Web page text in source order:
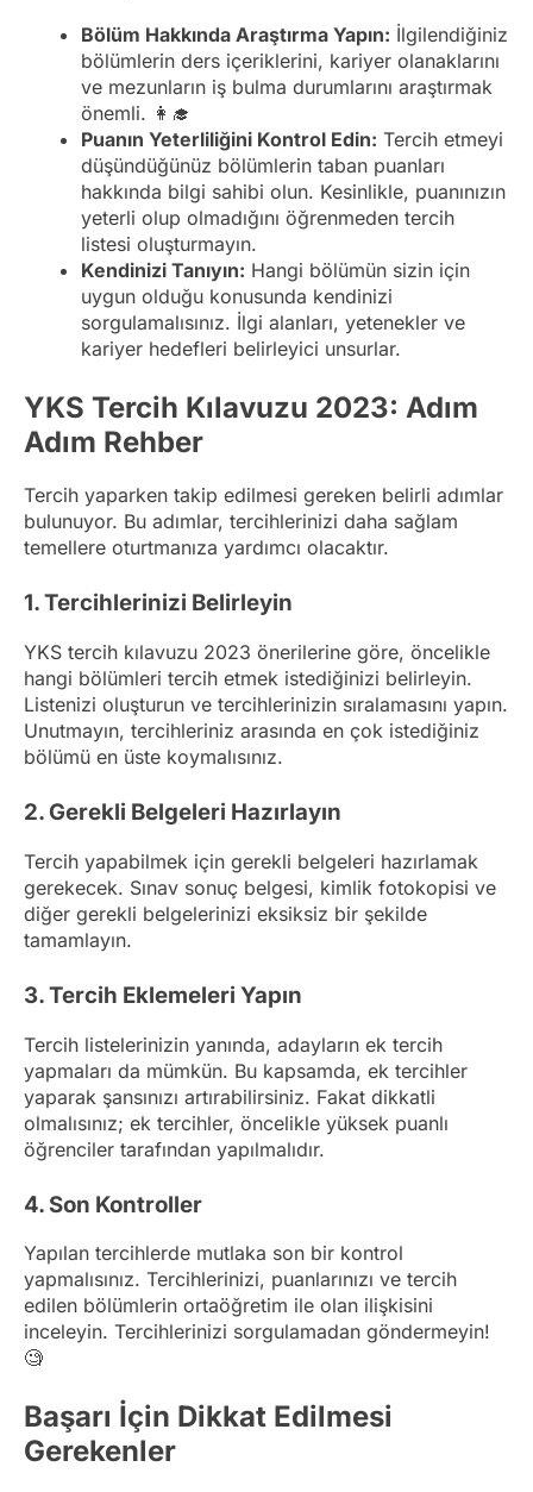
Bölüm Hakkında Araştırma Yapın: İlgilendiğiniz
bölümlerin ders içeriklerini, kariyer olanaklarını
ve mezunların iş bulma durumlarını araştırmak
önemli. 👩‍🎓
Puanın Yeterliliğini Kontrol Edin: Tercih etmeyi
düşündüğünüz bölümlerin taban puanları
hakkında bilgi sahibi olun. Kesinlikle, puanınızın
yeterli olup olmadığını öğrenmeden tercih
listesi oluşturmayın.
Kendinizi Tanıyın: Hangi bölümün sizin için
uygun olduğu konusunda kendinizi
sorgulamalısınız. İlgi alanları, yetenekler ve
kariyer hedefleri belirleyici unsurlar.
YKS Tercih Kılavuzu 2023: Adım
Adım Rehber
Tercih yaparken takip edilmesi gereken belirli adımlar
bulunuyor. Bu adımlar, tercihlerinizi daha sağlam
temellere oturtmanıza yardımcı olacaktır.
1. Tercihlerinizi Belirleyin
YKS tercih kılavuzu 2023 önerilerine göre, öncelikle
hangi bölümleri tercih etmek istediğinizi belirleyin.
Listenizi oluşturun ve tercihlerinizin sıralamasını yapın.
Unutmayın, tercihleriniz arasında en çok istediğiniz
bölümü en üste koymalısınız.
2. Gerekli Belgeleri Hazırlayın
Tercih yapabilmek için gerekli belgeleri hazırlamak
gerekecek. Sınav sonuç belgesi, kimlik fotokopisi ve
diğer gerekli belgelerinizi eksiksiz bir şekilde
tamamlayın.
3. Tercih Eklemeleri Yapın
Tercih listelerinizin yanında, adayların ek tercih
yapmaları da mümkün. Bu kapsamda, ek tercihler
yaparak şansınızı artırabilirsiniz. Fakat dikkatli
olmalısınız; ek tercihler, öncelikle yüksek puanlı
öğrenciler tarafından yapılmalıdır.
4. Son Kontroller
Yapılan tercihlerde mutlaka son bir kontrol
yapmalısınız. Tercihlerinizi, puanlarınızı ve tercih
edilen bölümlerin ortaöğretim ile olan ilişkisini
inceleyin. Tercihlerinizi sorgulamadan göndermeyin!
🧐
Başarı İçin Dikkat Edilmesi
Gerekenler